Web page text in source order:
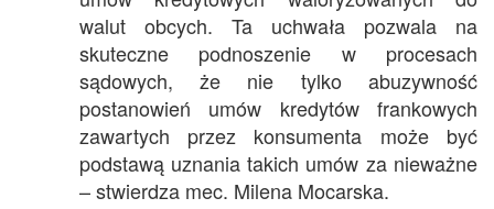
walut obcych. Ta uchwała pozwala na
skuteczne podnoszenie w procesach
sądowych, że nie tylko abuzywność
postanowień umów kredytów frankowych
zawartych przez konsumenta może być
podstawą uznania takich umów za nieważne
– stwierdza mec. Milena Mocarska.